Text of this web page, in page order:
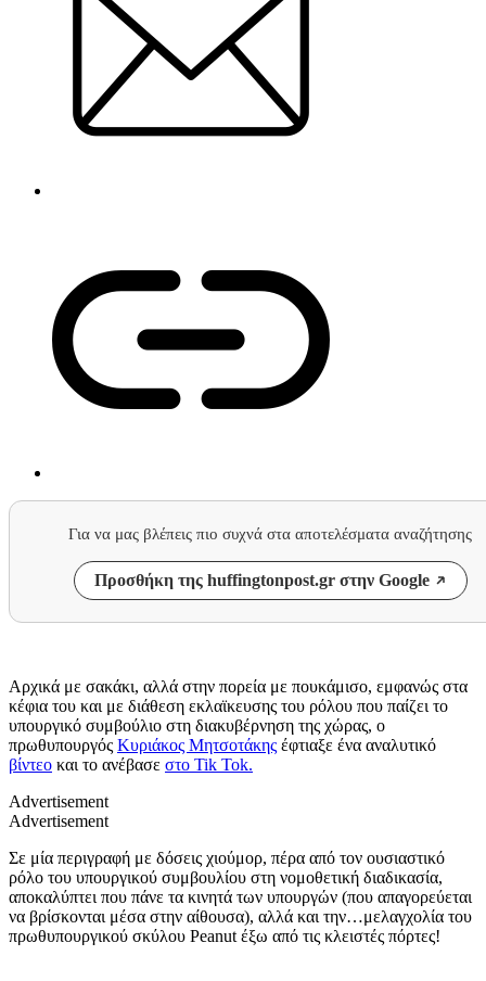
Για να μας βλέπεις πιο συχνά στα αποτελέσματα αναζήτησης
Προσθήκη της huffingtonpost.gr στην Google
Αρχικά με σακάκι, αλλά στην πορεία με πουκάμισο, εμφανώς στα
κέφια του και με διάθεση εκλαϊκευσης του ρόλου που παίζει το
υπουργικό συμβούλιο στη διακυβέρνηση της χώρας, ο
πρωθυπουργός Κυριάκος Μητσοτάκης έφτιαξε ένα αναλυτικό
βίντεο και το ανέβασε στο Tik Tok.
Advertisement
Advertisement
Σε μία περιγραφή με δόσεις χιούμορ, πέρα από τον ουσιαστικό
ρόλο του υπουργικού συμβουλίου στη νομοθετική διαδικασία,
αποκαλύπτει που πάνε τα κινητά των υπουργών (που απαγορεύεται
να βρίσκονται μέσα στην αίθουσα), αλλά και την…μελαγχολία του
πρωθυπουργικού σκύλου Peanut έξω από τις κλειστές πόρτες!